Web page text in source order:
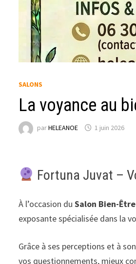
SALONS
La voyance au
parHELEANOE 1 juin 2026
Fortuna Juvat –
À l’occasion duSalon Bien-
exposante spécialisée dans la
Grâce à ses perceptions et à
vos questionnements, mieux